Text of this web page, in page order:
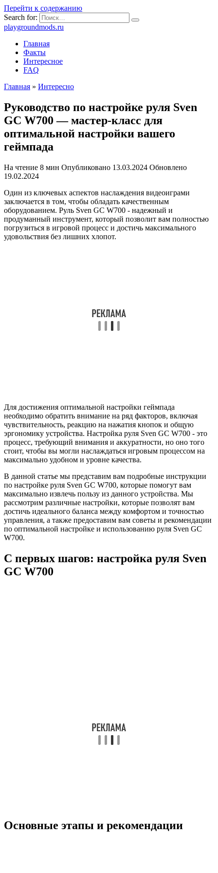
Перейти к содержанию
Search for:
playgroundmods.ru
Главная
Факты
Интересное
FAQ
Главная » Интересно
Руководство по настройке руля Sven
GC W700 — мастер-класс для
оптимальной настройки вашего
геймпада
На чтение 8 мин Опубликовано 13.03.2024 Обновлено
19.02.2024
Один из ключевых аспектов наслаждения видеоиграми
заключается в том, чтобы обладать качественным
оборудованием. Руль Sven GC W700 - надежный и
продуманный инструмент, который позволит вам полностью
погрузиться в игровой процесс и достичь максимального
удовольствия без лишних хлопот.
Для достижения оптимальной настройки геймпада
необходимо обратить внимание на ряд факторов, включая
чувствительность, реакцию на нажатия кнопок и общую
эргономику устройства. Настройка руля Sven GC W700 - это
процесс, требующий внимания и аккуратности, но оно того
стоит, чтобы вы могли наслаждаться игровым процессом на
максимально удобном и уровне качества.
В данной статье мы представим вам подробные инструкции
по настройке руля Sven GC W700, которые помогут вам
максимально извлечь пользу из данного устройства. Мы
рассмотрим различные настройки, которые позволят вам
достичь идеального баланса между комфортом и точностью
управления, а также предоставим вам советы и рекомендации
по оптимальной настройке и использованию руля Sven GC
W700.
С первых шагов: настройка руля Sven
GC W700
Основные этапы и рекомендации